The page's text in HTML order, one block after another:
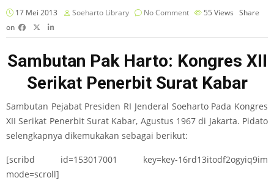
17 Mei 2013 Soeharto Library No Comment 55 Views Share
on
Sambutan Pak Harto: Kongres XII
Serikat Penerbit Surat Kabar
Sambutan Pejabat Presiden RI Jenderal Soeharto Pada Kongres
XII Serikat Penerbit Surat Kabar, Agustus 1967 di Jakarta. Pidato
selengkapnya dikemukakan sebagai berikut:
[scribd id=153017001 key=key-16rd13itodf2ogyiq9im
mode=scroll]